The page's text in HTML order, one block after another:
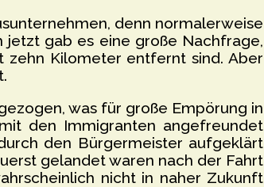
denn normalerweise
jetzt gab es eine große Nachfrage,
zehn Kilometer entfernt sind. Aber
was für große Empörung in
den Immigranten angefreundet
den Bürgermeister aufgeklärt
gelandet waren nach der Fahrt
nicht in naher Zukunft